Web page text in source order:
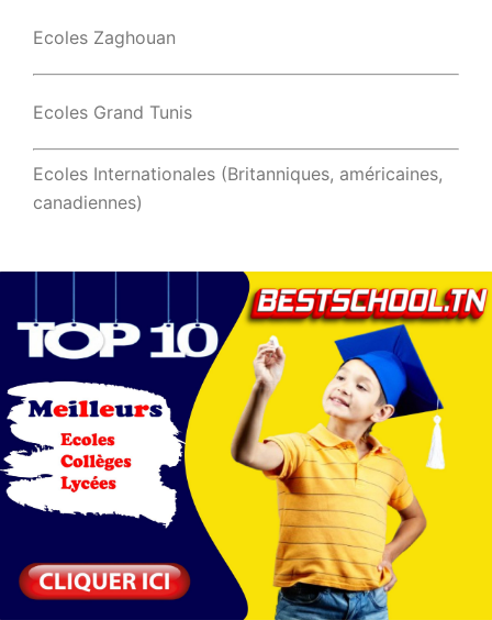
Ecoles Zaghouan
Ecoles Grand Tunis
Ecoles Internationales (Britanniques, américaines,
canadiennes)